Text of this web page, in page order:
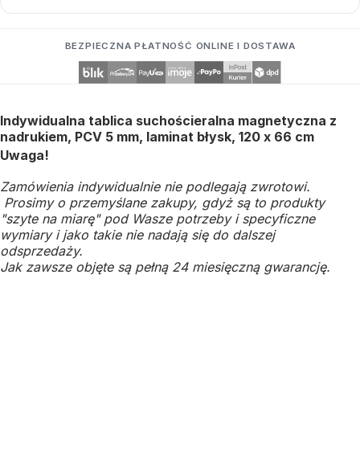
BEZPIECZNA PŁATNOŚĆ ONLINE I DOSTAWA
Indywidualna tablica suchościeralna magnetyczna z
nadrukiem, PCV 5 mm, laminat błysk, 120 x 66 cm
Uwaga!
Zamówienia indywidualnie nie podlegają zwrotowi.
Prosimy o przemyślane zakupy, gdyż są to produkty
"szyte na miarę" pod Wasze potrzeby i specyficzne
wymiary i jako takie nie nadają się do dalszej
odsprzedaży.
Jak zawsze objęte są pełną 24 miesięczną gwarancję.